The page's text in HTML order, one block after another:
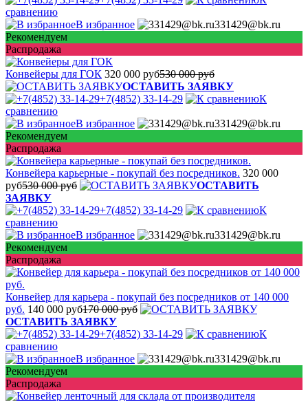
сравнению
В избранное
331429@bk.ru
Рекомендуем
Распродажа
Конвейеры для ГОК 320 000 руб530 000 руб
ОСТАВИТЬ ЗАЯВКУ
+7(4852) 33-14-29
К
сравнению
В избранное
331429@bk.ru
Рекомендуем
Распродажа
Конвейера карьерные - покупай без посредников. 320 000
руб530 000 руб
ОСТАВИТЬ
ЗАЯВКУ
+7(4852) 33-14-29
К
сравнению
В избранное
331429@bk.ru
Рекомендуем
Распродажа
Конвейер для карьера - покупай без посредников от 140 000
руб. 140 000 руб170 000 руб
ОСТАВИТЬ ЗАЯВКУ
+7(4852) 33-14-29
К
сравнению
В избранное
331429@bk.ru
Рекомендуем
Распродажа